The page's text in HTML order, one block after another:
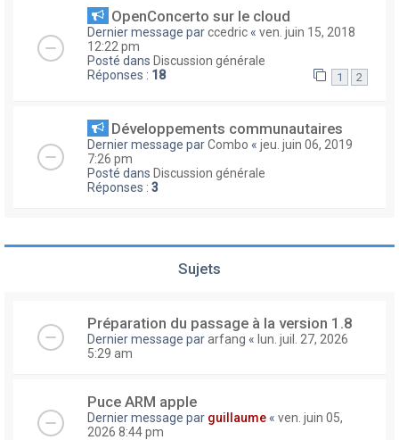
OpenConcerto sur le cloud
Dernier message parccedric « ven. juin 15, 2018
12:22 pm
Posté dans Discussion générale
Réponses : 18 1 2
Développements communautaires
Dernier message parCombo « jeu. juin 06, 2019
7:26 pm
Posté dans Discussion générale
Réponses : 3
Sujets
Préparation du passage à la version 1.8
Dernier message pararfang « lun. juil. 27, 2026
5:29 am
Puce ARM apple
Dernier message par guillaume « ven. juin 05,
2026 8:44 pm